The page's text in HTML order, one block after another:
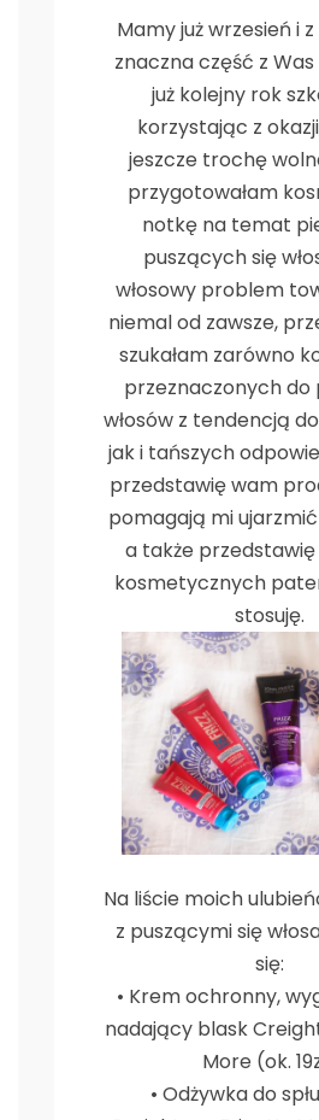
Mamy już wrzesień i
znaczna część z
już kolejny rok
korzystając z
jeszcze trochę
przygotowałam
notkę na temat
puszących się
włosowy problem
niemal od zawsze,
szukałam zarówno
przeznaczonych do
włosów z tendencją
jak i tańszych
przedstawię wam
pomagają mi ujarzmić
a także
kosmetycznych
stosuję.
Na liście moich
z puszącymi się
się:
• Krem ochronny,
nadający blask
More (ok.
• Odżywka do